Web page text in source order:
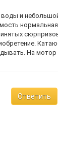
и
На мотор
Ответить